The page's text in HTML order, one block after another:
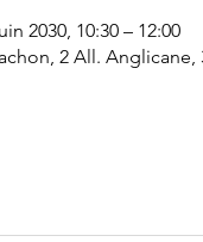
2030, 10:30 – 12:00
2 All. Anglicane,